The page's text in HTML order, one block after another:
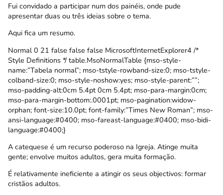
Fui convidado a participar num dos painéis, onde pude
apresentar duas ou três ideias sobre o tema.
Aqui fica um resumo.
Normal 0 21 false false false MicrosoftInternetExplorer4 /*
Style Definitions */ table.MsoNormalTable {mso-style-
name:”Tabela normal”; mso-tstyle-rowband-size:0; mso-tstyle-
colband-size:0; mso-style-noshow:yes; mso-style-parent:””;
mso-padding-alt:0cm 5.4pt 0cm 5.4pt; mso-para-margin:0cm;
mso-para-margin-bottom:.0001pt; mso-pagination:widow-
orphan; font-size:10.0pt; font-family:”Times New Roman”; mso-
ansi-language:#0400; mso-fareast-language:#0400; mso-bidi-
language:#0400;}
A catequese é um recurso poderoso na Igreja. Atinge muita
gente; envolve muitos adultos, gera muita formação.
É relativamente ineficiente a atingir os seus objectivos: formar
cristãos adultos.